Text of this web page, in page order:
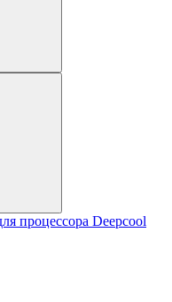
процессора Deepcool